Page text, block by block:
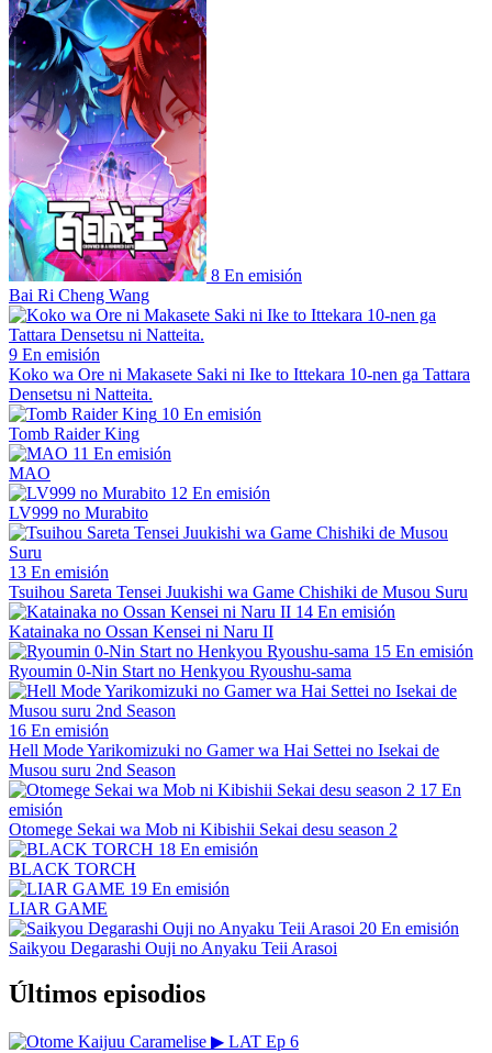
8 En emisión
Bai Ri Cheng Wang
9 En emisión
Koko wa Ore ni Makasete Saki ni Ike to Ittekara 10-nen ga Tattara
Densetsu ni Natteita.
10 En emisión
Tomb Raider King
11 En emisión
MAO
12 En emisión
LV999 no Murabito
13 En emisión
Tsuihou Sareta Tensei Juukishi wa Game Chishiki de Musou Suru
14 En emisión
Katainaka no Ossan Kensei ni Naru II
15 En emisión
Ryoumin 0-Nin Start no Henkyou Ryoushu-sama
16 En emisión
Hell Mode Yarikomizuki no Gamer wa Hai Settei no Isekai de
Musou suru 2nd Season
17 En
emisión
Otomege Sekai wa Mob ni Kibishii Sekai desu season 2
18 En emisión
BLACK TORCH
19 En emisión
LIAR GAME
20 En emisión
Saikyou Degarashi Ouji no Anyaku Teii Arasoi
Últimos episodios
▶ LAT Ep 6